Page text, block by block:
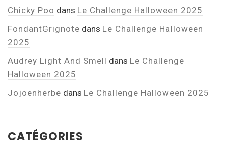
Chicky Poo dans Le Challenge Halloween 2025
FondantGrignote dans Le Challenge Halloween
2025
Audrey Light And Smell dans Le Challenge
Halloween 2025
Jojoenherbe dans Le Challenge Halloween 2025
CATÉGORIES